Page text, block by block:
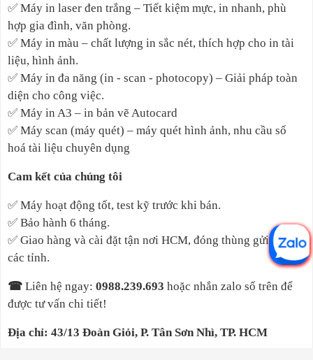
✅ Máy in laser đen trắng – Tiết kiệm mực, in nhanh, phù
hợp gia đình, văn phòng.
✅ Máy in màu – chất lượng in sắc nét, thích hợp cho in tài
liệu, hình ảnh.
✅ Máy in đa năng (in - scan - photocopy) – Giải pháp toàn
diện cho công việc.
✅ Máy in A3 – in bản vẽ Autocard
✅ Máy scan (máy quét) – máy quét hình ảnh, nhu cầu số
hoá tài liệu chuyên dụng
Cam kết của chúng tôi
✅ Máy hoạt động tốt, test kỹ trước khi bán.
✅ Bảo hành 6 tháng.
✅ Giao hàng và cài đặt tận nơi HCM, đóng thùng gửi máy đi
các tỉnh.
☎ Liên hệ ngay: 0988.239.693 hoặc nhắn zalo số trên để
được tư vấn chi tiết!
Địa chỉ: 43/13 Đoàn Giỏi, P. Tân Sơn Nhì, TP. HCM